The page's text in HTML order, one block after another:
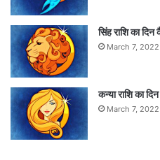
सिंह राशि का
March 7, 2022
कन्या राशि का
March 7, 2022